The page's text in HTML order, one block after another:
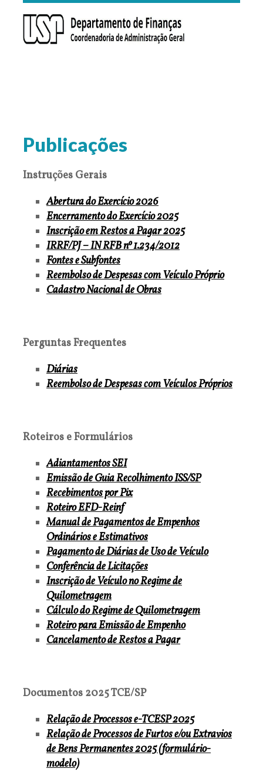
Publicações
Instruções Gerais
Abertura do Exercício 2026
Encerramento do Exercício 2025
Inscrição em Restos a Pagar 2025
IRRF/PJ – IN RFB nº 1.234/2012
Fontes e Subfontes
Reembolso de Despesas com Veículo Próprio
Cadastro Nacional de Obras
Perguntas Frequentes
Diárias
Reembolso de Despesas com Veículos Próprios
Roteiros e Formulários
Adiantamentos SEI
Emissão de Guia Recolhimento ISS/SP
Recebimentos por Pix
Roteiro EFD-Reinf
Manual de Pagamentos de Empenhos
Ordinários e Estimativos
Pagamento de Diárias de Uso de Veículo
Conferência de Licitações
Inscrição de Veículo no Regime de
Quilometragem
Cálculo do Regime de Quilometragem
Roteiro para Emissão de Empenho
Cancelamento de Restos a Pagar
Documentos 2025 TCE/SP
Relação de Processos e-TCESP 2025
Relação de Processos de Furtos e/ou Extravios
de Bens Permanentes 2025 (formulário-
modelo)